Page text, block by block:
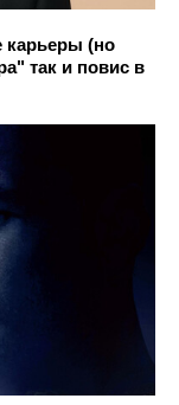
карьеры (но
так и повис в